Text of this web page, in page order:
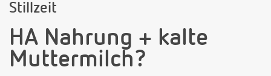
Stillzeit
HA Nahrung + kalte
Muttermilch?